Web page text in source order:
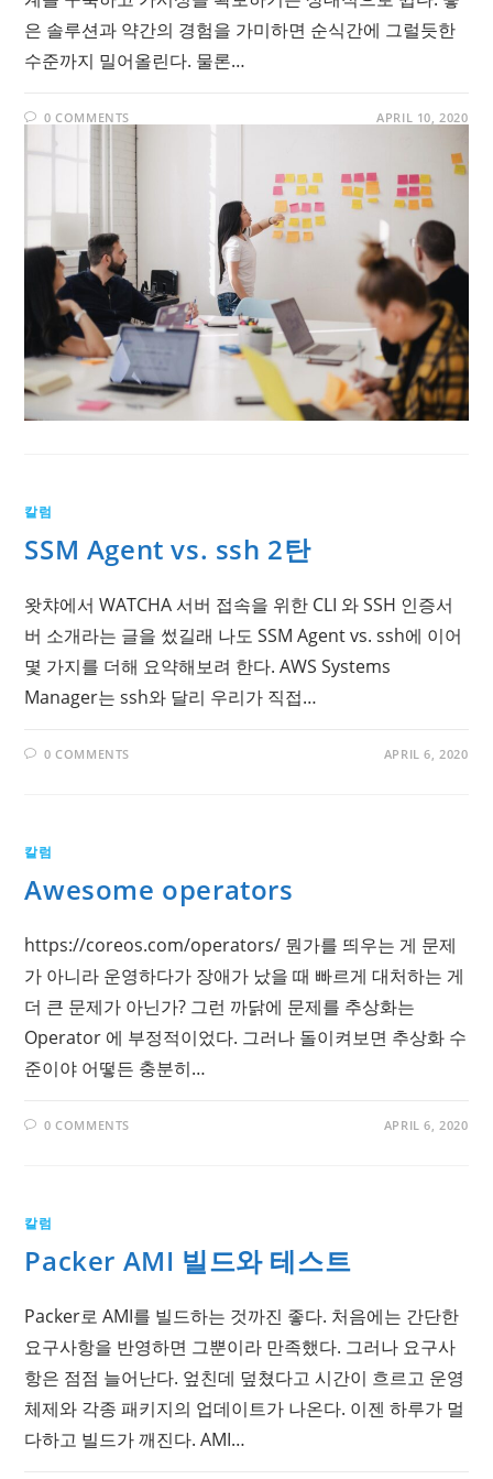
은 솔루션과 약간의 경험을 가미하면 순식간에 그럴듯한
수준까지 밀어올린다. 물론…
0 COMMENTS APRIL 10, 2020
칼럼
SSM Agent vs. ssh 2탄
왓챠에서 WATCHA 서버 접속을 위한 CLI 와 SSH 인증서
버 소개라는 글을 썼길래 나도 SSM Agent vs. ssh에 이어
몇 가지를 더해 요약해보려 한다. AWS Systems
Manager는 ssh와 달리 우리가 직접…
0 COMMENTS APRIL 6, 2020
칼럼
Awesome operators
https://coreos.com/operators/ 뭔가를 띄우는 게 문제
가 아니라 운영하다가 장애가 났을 때 빠르게 대처하는 게
더 큰 문제가 아닌가? 그런 까닭에 문제를 추상화는
Operator 에 부정적이었다. 그러나 돌이켜보면 추상화 수
준이야 어떻든 충분히…
0 COMMENTS APRIL 6, 2020
칼럼
Packer AMI 빌드와 테스트
Packer로 AMI를 빌드하는 것까진 좋다. 처음에는 간단한
요구사항을 반영하면 그뿐이라 만족했다. 그러나 요구사
항은 점점 늘어난다. 엎친데 덮쳤다고 시간이 흐르고 운영
체제와 각종 패키지의 업데이트가 나온다. 이젠 하루가 멀
다하고 빌드가 깨진다. AMI…